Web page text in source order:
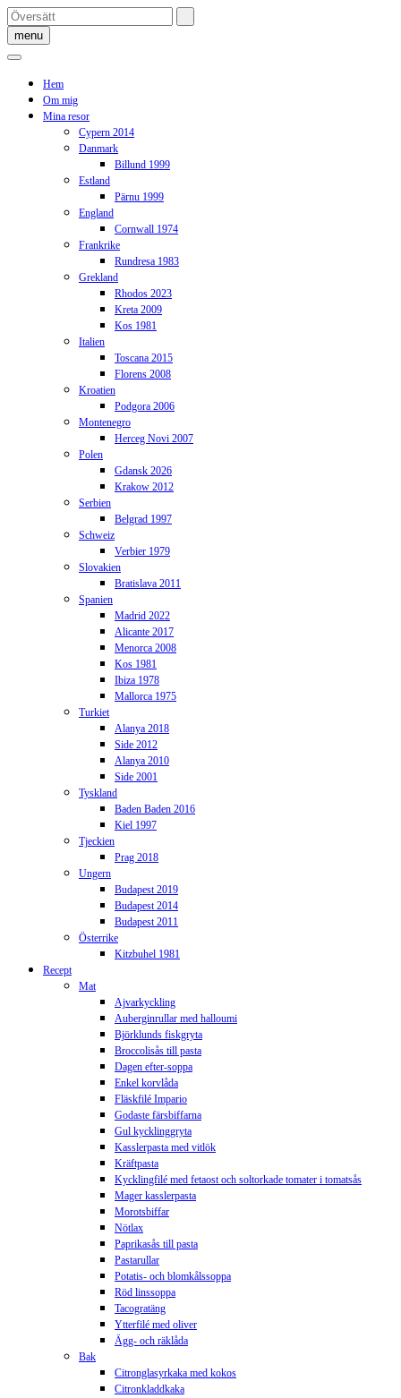
Skip
to
content
menu
Hem
Om mig
Mina resor
Cypern 2014
Danmark
Billund 1999
Estland
Pärnu 1999
England
Cornwall 1974
Frankrike
Rundresa 1983
Grekland
Rhodos 2023
Kreta 2009
Kos 1981
Italien
Toscana 2015
Florens 2008
Kroatien
Podgora 2006
Montenegro
Herceg Novi 2007
Polen
Gdansk 2026
Krakow 2012
Serbien
Belgrad 1997
Schweiz
Verbier 1979
Slovakien
Bratislava 2011
Spanien
Madrid 2022
Alicante 2017
Menorca 2008
Kos 1981
Ibiza 1978
Mallorca 1975
Turkiet
Alanya 2018
Side 2012
Alanya 2010
Side 2001
Tyskland
Baden Baden 2016
Kiel 1997
Tjeckien
Prag 2018
Ungern
Budapest 2019
Budapest 2014
Budapest 2011
Österrike
Kitzbuhel 1981
Recept
Mat
Ajvarkyckling
Auberginrullar med halloumi
Björklunds fiskgryta
Broccolisås till pasta
Dagen efter-soppa
Enkel korvlåda
Fläskfilé Impario
Godaste färsbiffarna
Gul kycklinggryta
Kasslerpasta med vitlök
Kräftpasta
Kycklingfilé med fetaost och soltorkade tomater i tomatsås
Mager kasslerpasta
Morotsbiffar
Nötlax
Paprikasås till pasta
Pastarullar
Potatis- och blomkålssoppa
Röd linssoppa
Tacogratäng
Ytterfilé med oliver
Ägg- och räklåda
Bak
Citronglasyrkaka med kokos
Citronkladdkaka